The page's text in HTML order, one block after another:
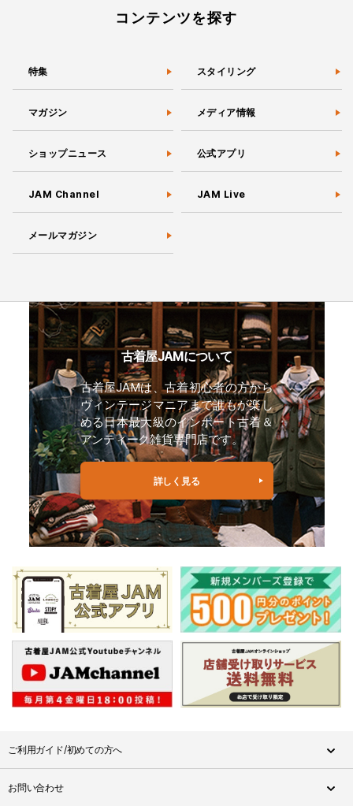
コンテンツを探す
特集 スタイリング
マガジン メディア情報
ショップニュース 公式アプリ
JAM Channel JAM Live
メールマガジン
古着屋JAMについて
古着屋JAMは、古着初心者の方から
ヴィンテージマニアまで誰もが楽し
める日本最大級のインポート古着＆
アンティーク雑貨専門店です。
詳しく見る
ご利用ガイド/初めての方へ
お問い合わせ